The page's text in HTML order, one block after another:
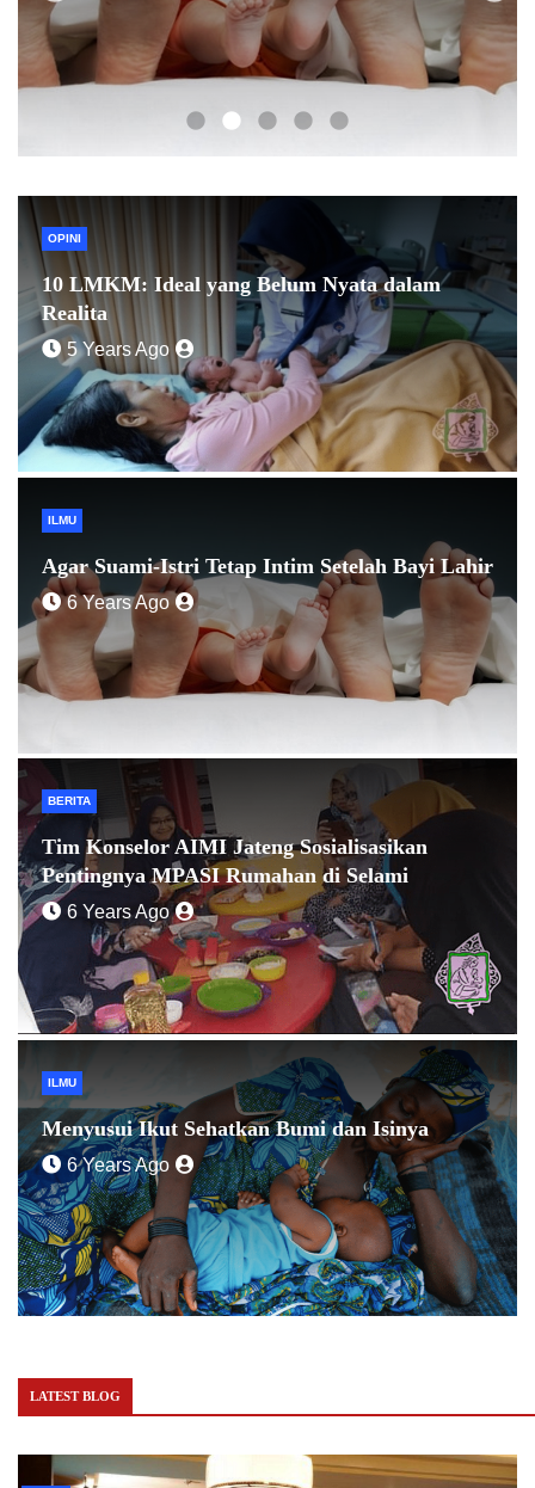
6 Years Ago
OPINI
10 LMKM: Ideal yang Belum Nyata dalam
Realita
5 Years Ago
ILMU
Agar Suami-Istri Tetap Intim Setelah Bayi Lahir
6 Years Ago
BERITA
Tim Konselor AIMI Jateng Sosialisasikan
Pentingnya MPASI Rumahan di Selami
6 Years Ago
ILMU
Menyusui Ikut Sehatkan Bumi dan Isinya
6 Years Ago
LATEST BLOG